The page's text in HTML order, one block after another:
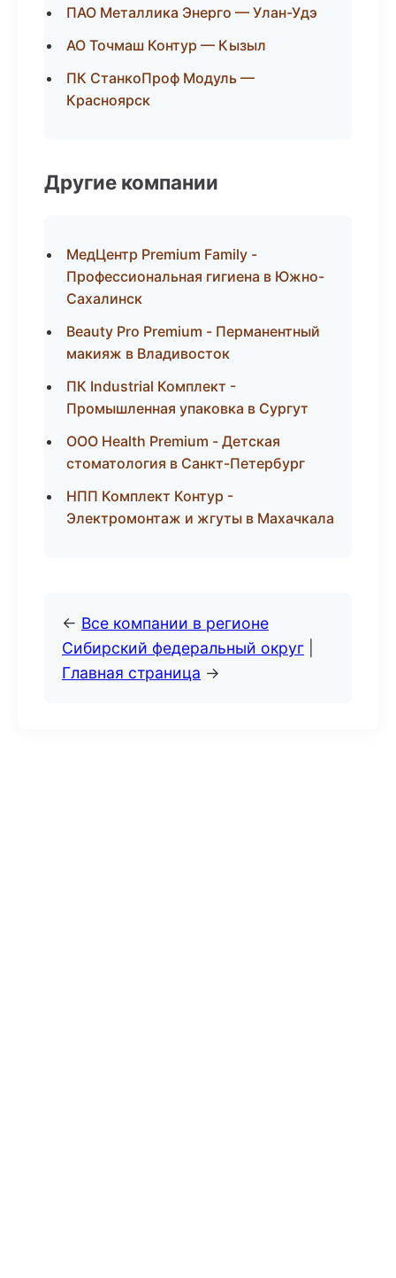
ПАО Металлика Энерго — Улан-Удэ
АО Точмаш Контур — Кызыл
ПК СтанкоПроф Модуль —
Красноярск
Другие компании
МедЦентр Premium Family -
Профессиональная гигиена в Южно-
Сахалинск
Beauty Pro Premium - Перманентный
макияж в Владивосток
ПК Industrial Комплект -
Промышленная упаковка в Сургут
ООО Health Premium - Детская
стоматология в Санкт-Петербург
НПП Комплект Контур -
Электромонтаж и жгуты в Махачкала
← Все компании в регионе
Сибирский федеральный округ
Главная страница →